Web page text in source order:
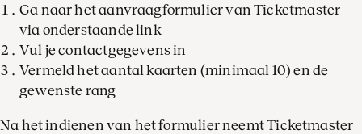
Ga naar het aanvraagformulier van Ticketmaster
via onderstaande link
Vul je contactgegevens in
Vermeld het aantal kaarten (minimaal 10) en de
gewenste rang
Na het indienen van het formulier neemt Ticketmaster